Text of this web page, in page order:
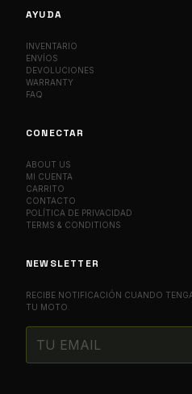
AYUDA
INVENTARIO
ENVÍOS
DEVOLUCIONES
WARRANTY
FAQ
CONECTAR
ABOUT US
MI CUENTA
CARRITO
CONTACTO
POLÍTICA DE PRIVACIDAD
TERMS & CONDITIONS
NEWSLETTER
RECIBE NOTIFICACIÓN CUANDO
TU MOTO.